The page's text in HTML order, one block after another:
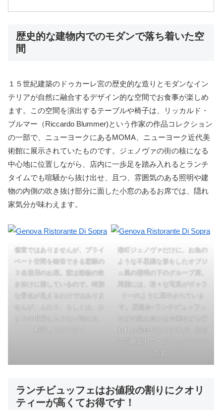
歴史的な建物内でのモダンで落ち着いた空
間
１５世紀建築のドゥカーレ宮の歴史的な造りとモダンなイン
テリアが自然に融合するデザイン的な空間でお食事が楽しめ
ます。この空間を演出するテーブルや椅子は、リッカルド・
ブルマー（Riccardo Blummer)という作家の作品コレクション
の一部で、ニューヨークにあるMOMA、ニューヨーク近代美
術館に展示されていたものです。ジェノヴァの街の核になる
中心地に位置しながら、店内に一歩足を踏み入れるとランチ
タイムでも喧騒から抜け出せ、且つ、雰囲気のある照明や建
物の内側の吹き抜け部分に面した小窓のあるお席では、隠れ
家気分が味わえます。
個室ではありませんが、プライ
ベート空間を確保できる窓際の
２名様用のお席。窓は建物の吹
き抜けに面しているので、特別
な景色が見えるわけではありま
せんが、ふたり、もしくは、ひ
とりの世界に入りたい時には、
希望してみては？
港町ジェノヴァだけに、お魚の
ような不思議な形をしたオブジ
ェ風の照明の下のグループ席。
周囲には、様々な写真がギャラ
リーのように展示されていま
す。展覧会+ランチビュッフェ
などの組み合わせ企画なども行
われる場合がありますが、お店
の雰囲気もアーティスティック
です。
ランチビュッフェはお値段の割りにクオリ
ティーが高くてお得です！